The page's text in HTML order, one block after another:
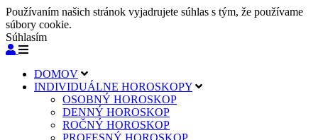
Používaním našich stránok vyjadrujete súhlas s tým, že používame
súbory cookie.
Súhlasím
DOMOV
INDIVIDUÁLNE HOROSKOPY
OSOBNÝ HOROSKOP
DENNÝ HOROSKOP
ROČNÝ HOROSKOP
PROFESNÝ HOROSKOP